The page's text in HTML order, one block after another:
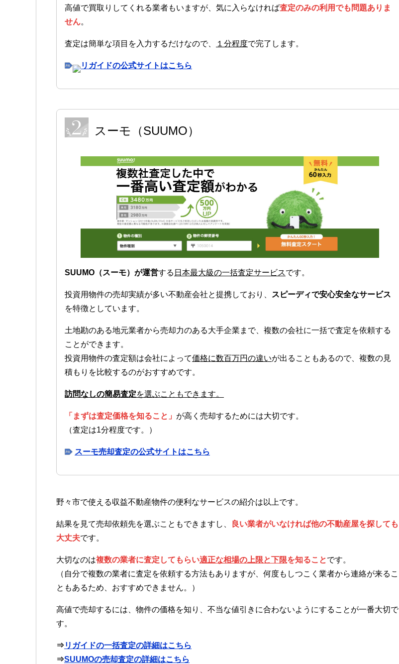
高値で買取りしてくれる業者もいますが、気に入らなければ査定のみの利用でも問題ありま
せん。
査定は簡単な項目を入力するだけなので、 １分程度で完了します。
リガイドの公式サイトはこちら
スーモ（SUUMO）
SUUMO（スーモ）が運営する 日本最大級の一括査定サービスです。
投資用物件の売却実績が多い不動産会社と提携しており、
スピーディで安心安全なサービス
を特徴としています。
土地勘のある地元業者から売却力のある大手企業まで、複数の会社に一括で査定を依頼する
ことができます。
投資用物件の査定額は会社によって価格に数百万円の違いが出ることもあるので、複数の見
積もりを比較するのがおすすめです。
訪問なしの簡易査定を選ぶこともできます。
「まずは査定価格を知ること」 が高く売却するためには大切です。
（査定は1分程度です。）
スーモ売却査定の公式サイトはこちら
野々市で使える収益不動産物件の便利なサービスの紹介は以上です。
結果を見て売却依頼先を選ぶこともできますし、
良い業者がいなければ他の不動産屋を探しても
大丈夫です。
大切なのは複数の業者に査定してもらい適正な相場の上限と下限を知ることです。
（自分で複数の業者に査定を依頼する方法もありますが、何度もしつこく業者から連絡が来るこ
ともあるため、おすすめできません。）
高値で売却するには、物件の価格を知り、不当な値引きに合わないようにすることが一番大切で
す。
⇒リガイドの一括査定の詳細はこちら
⇒SUUMOの売却査定の詳細はこちら